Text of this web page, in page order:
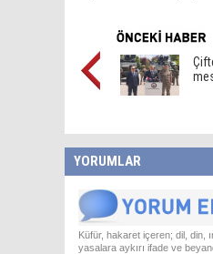
YORUMLAR
Küfür, hakaret içeren; dil, din,
yasalara aykırı ifade ve